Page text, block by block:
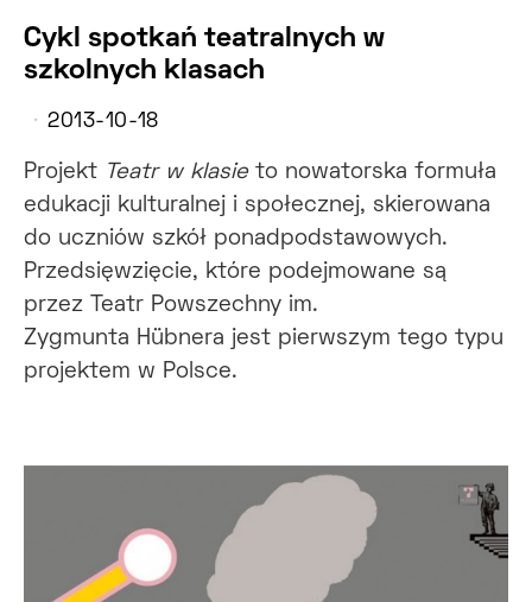
Cykl spotkań teatralnych w
szkolnych klasach
2013-10-18
Projekt Teatr w klasieto nowatorska formuła
edukacji kulturalnej i społecznej, skierowana
do uczniów szkół ponadpodstawowych.
Przedsięwzięcie, które podejmowane są
przez Teatr Powszechny im.
Zygmunta Hübnera jest pierwszym tego typu
projektem w Polsce.